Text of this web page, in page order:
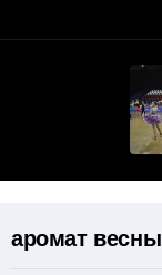
аромат весны